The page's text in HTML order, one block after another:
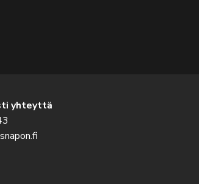
yhteyttä